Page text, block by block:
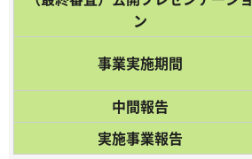
ン
事業実施期間
中間報告
実施事業報告